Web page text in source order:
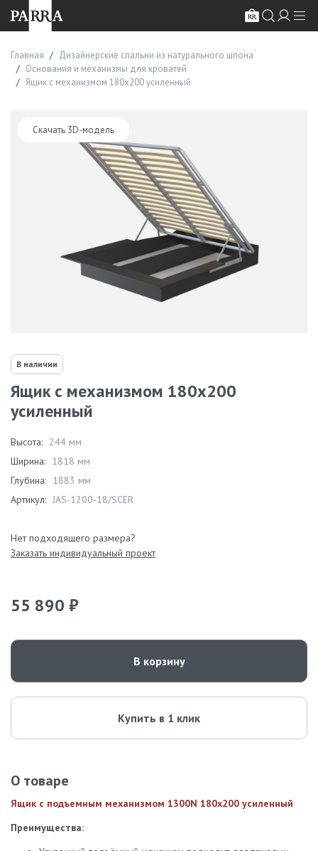
Главная
Дизайнерские спальни из натурального шпона
Основания и механизмы для кроватей
Ящик с механизмом 180х200 усиленный
Скачать 3D-модель
В наличии
Ящик с механизмом 180х200
усиленный
Высота: 244 мм
Ширина: 1818 мм
Глубина: 1883 мм
Артикул: JAS-1200-18/SCER
Нет подходящего размера?
Заказать индивидуальный проект
55 890 ₽
В корзину
Купить в 1 клик
О товаре
Ящик с подъемным механизмом 1300N 180х200 усиленный
Преимущества: